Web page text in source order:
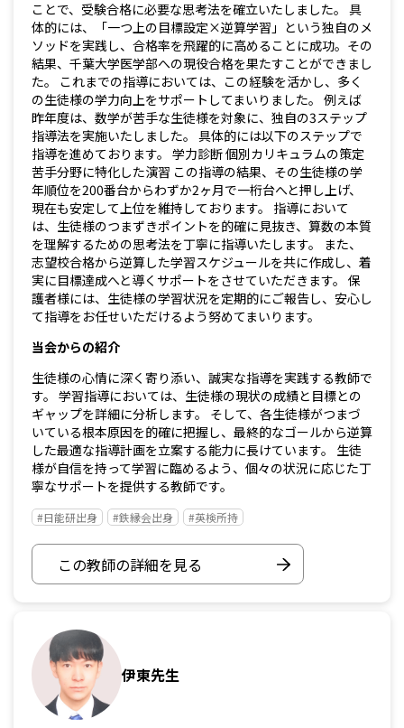
ことで、受験合格に必要な思考法を確立いたしました。 具
体的には、「一つ上の目標設定×逆算学習」という独自のメ
ソッドを実践し、合格率を飛躍的に高めることに成功。その
結果、千葉大学医学部への現役合格を果たすことができまし
た。 これまでの指導においては、この経験を活かし、多く
の生徒様の学力向上をサポートしてまいりました。 例えば
昨年度は、数学が苦手な生徒様を対象に、独自の3ステップ
指導法を実施いたしました。 具体的には以下のステップで
指導を進めております。 学力診断 個別カリキュラムの策定
苦手分野に特化した演習 この指導の結果、その生徒様の学
年順位を200番台からわずか2ヶ月で一桁台へと押し上げ、
現在も安定して上位を維持しております。 指導において
は、生徒様のつまずきポイントを的確に見抜き、算数の本質
を理解するための思考法を丁寧に指導いたします。 また、
志望校合格から逆算した学習スケジュールを共に作成し、着
実に目標達成へと導くサポートをさせていただきます。 保
護者様には、生徒様の学習状況を定期的にご報告し、安心し
て指導をお任せいただけるよう努めてまいります。
当会からの紹介
生徒様の心情に深く寄り添い、誠実な指導を実践する教師で
す。 学習指導においては、生徒様の現状の成績と目標との
ギャップを詳細に分析します。 そして、各生徒様がつまづ
いている根本原因を的確に把握し、最終的なゴールから逆算
した最適な指導計画を立案する能力に長けています。 生徒
様が自信を持って学習に臨めるよう、個々の状況に応じた丁
寧なサポートを提供する教師です。
#日能研出身 #鉄縁会出身 #英検所持
この教師の詳細を見る
伊東先生